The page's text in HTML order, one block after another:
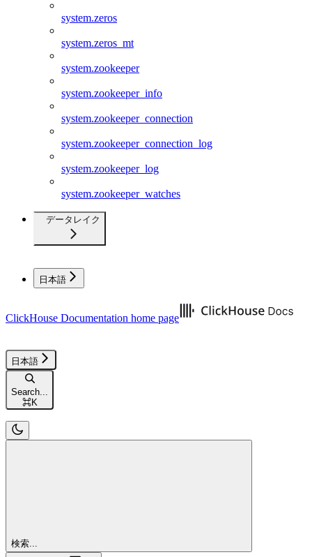
system.zeros
system.zeros_mt
system.zookeeper
system.zookeeper_info
system.zookeeper_connection
system.zookeeper_connection_log
system.zookeeper_log
system.zookeeper_watches
データレイク
日本語
ClickHouse Documentation home page
日本語
Search...
⌘K
検索...